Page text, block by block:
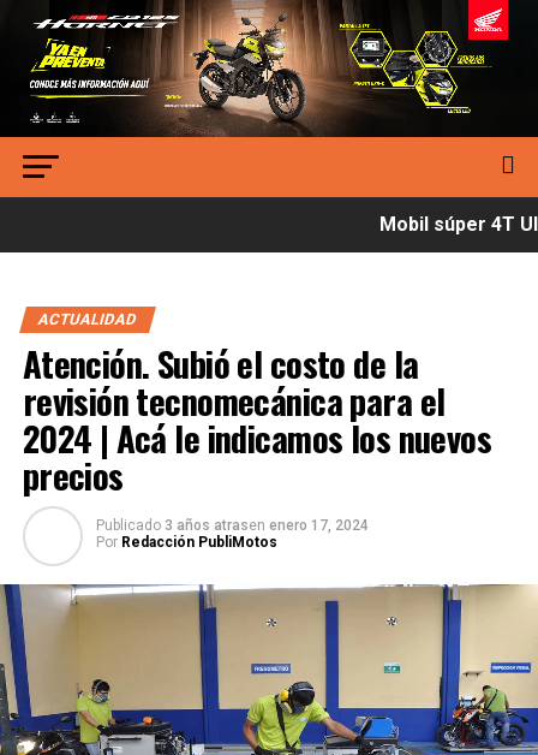
Mobil súper 4T
ACTUALIDAD
Atención. Subió el costo de la
revisión tecnomecánica para el
2024 | Acá le indicamos los nuevos
precios
Publicado 3 años atrasen enero 17, 2024
Por Redacción PubliMotos